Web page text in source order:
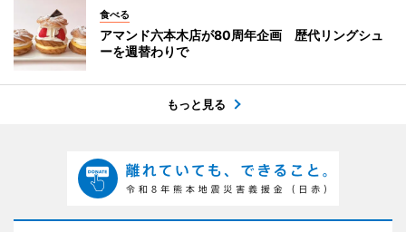
食べる
アマンド六本木店が80周年企画 歴代リングシュ
ーを週替わりで
もっと見る